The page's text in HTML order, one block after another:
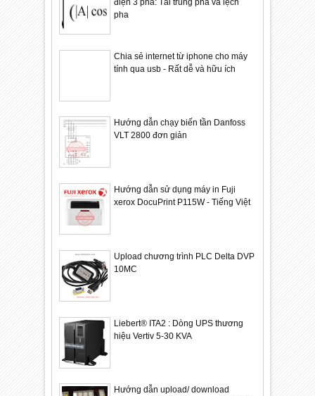
pha
Chia sẻ internet từ iphone cho máy
tính qua usb - Rất dễ và hữu ích
Hướng dẫn chạy biến tần Danfoss
VLT 2800 đơn giản
Hướng dẫn sử dụng máy in Fuji
xerox DocuPrint P115W - Tiếng Việt
Upload chương trình PLC Delta DVP
10MC
Liebert® ITA2 : Dòng UPS thương
hiệu Vertiv 5-30 KVA
Hướng dẫn upload/ download